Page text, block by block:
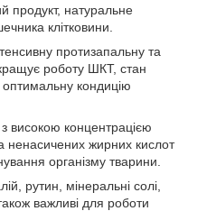
продукт, натуральне
клітковини.
протизапальну та
роботу ШКТ, стан
оптимальну кондицію
високою концентрацією
ненасичених жирних кислот
організму тварини.
рутин, мінеральні солі,
важливі для роботи